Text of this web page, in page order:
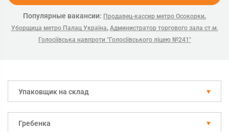
Популярные вакансии: Продавец-кассир метро Осокорки,
Уборщица метро Палац Україна, Администратор торгового зала ст.м.
Голосіївська навпроти "Голосіївського ліцею №241"
Упаковщик на склад
Гребенка